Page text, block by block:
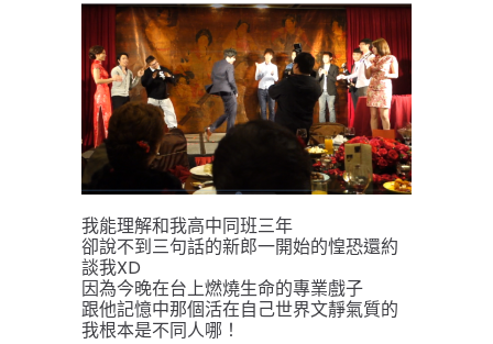
我能理解和我高中同班三年
卻說不到三句話的新郎一開始的惶恐還約
談我XD
因為今晚在台上燃燒生命的專業戲子
跟他記憶中那個活在自己世界文靜氣質的
我根本是不同人哪！